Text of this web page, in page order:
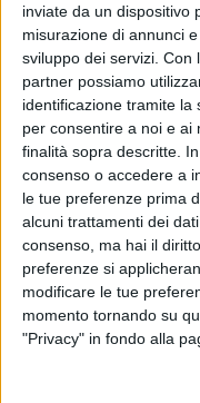
inviate da un dispositivo
misurazione di annunci
sviluppo dei servizi. Con
partner possiamo
identificazione tramite la
per consentire a noi e ai
finalità sopra descritte.
consenso o accedere a
le tue preferenze prima
alcuni trattamenti dei
consenso, ma hai il
preferenze si
modificare le tue
momento tornando su
"Privacy" in fondo alla
I Jalisse
In questa serata di
un inconveniente
Chi siamo
Privacy